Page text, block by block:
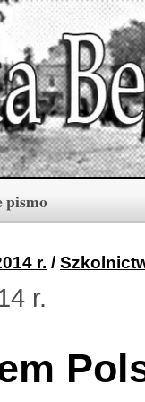
pismo
w kronikach
r. (10)
r. /
r.